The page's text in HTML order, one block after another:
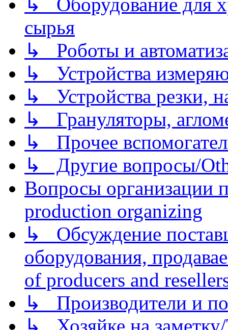
↳ Оборудование для
сырья
↳ Роботы и
↳ Устройства
↳ Устройства резки,
↳ Грануляторы,
↳ Прочее
↳ Другие вопросы/
Вопросы организации
production organizing
↳ Обсуждение
оборудования,
of producers and
↳ Производители и